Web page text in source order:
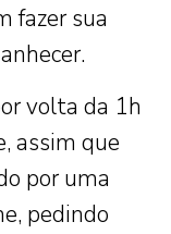
fazer sua
volta da 1h
assim que
por uma
pedindo